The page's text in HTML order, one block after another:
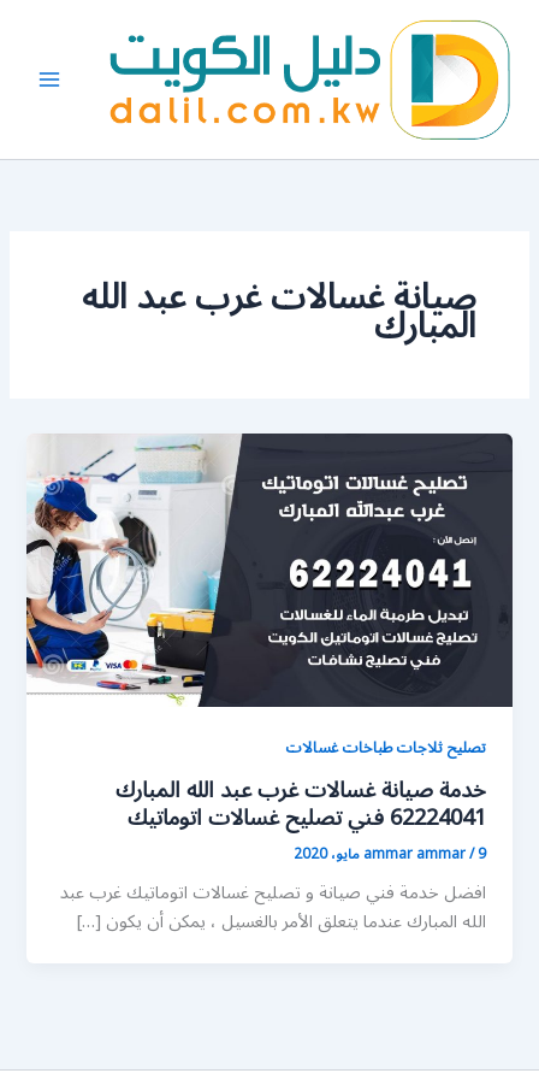
المحتوى
صيانة غسالات غرب عبد الله
المبارك
تصليح ثلاجات طباخات غسالات
خدمة صيانة غسالات غرب عبد الله المبارك
62224041 فني تصليح غسالات اتوماتيك
ammar ammar/9 مايو، 2020
افضل خدمة فني صيانة و تصليح غسالات اتوماتيك غرب عبد
الله المبارك عندما يتعلق الأمر بالغسيل ، يمكن أن يكون […]